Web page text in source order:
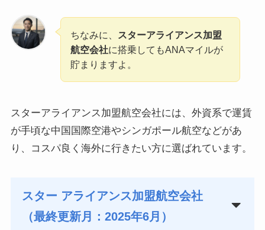
ちなみに、
スターアライアンス加盟
航空会社に搭乗してもANAマイルが
貯まりますよ。
スターアライアンス加盟航空会社には、外資系で運賃
が手頃な中国国際空港やシンガポール航空などがあ
り、コスパ良く海外に行きたい方に選ばれています。
スター アライアンス加盟航空会社
（最終更新月：2025年6月）